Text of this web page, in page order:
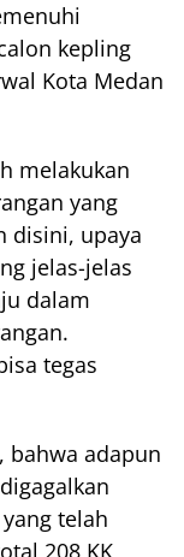
kepling
Kota Medan
melakukan
yang
disini, upaya
jelas-jelas
dalam
tegas
bahwa adapun
telah